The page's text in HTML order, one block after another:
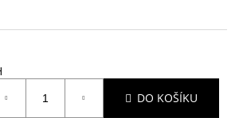
DO KOŠÍKU